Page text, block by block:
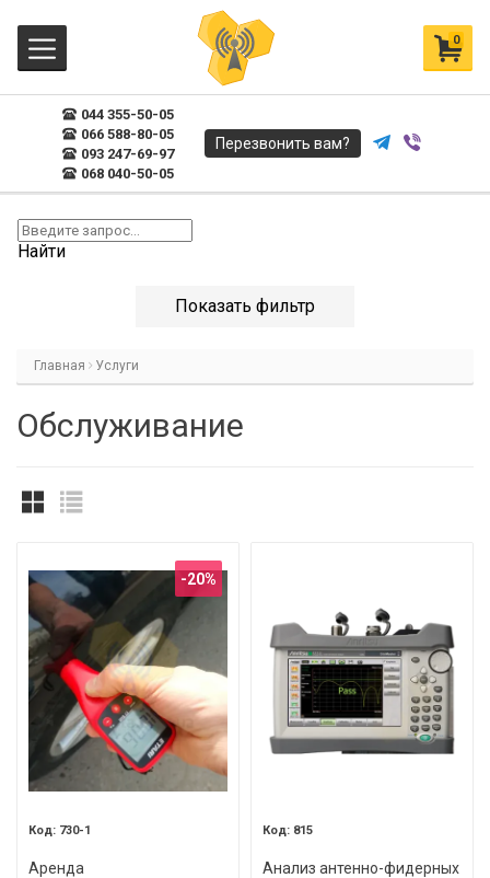
0
044 355-50-05
066 588-80-05
093 247-69-97
068 040-50-05
Перезвонить вам?
Найти
Показать фильтр
Главная Услуги
Обслуживание
-20%
730-1
Аренда
815
Анализ антенно-фидерных